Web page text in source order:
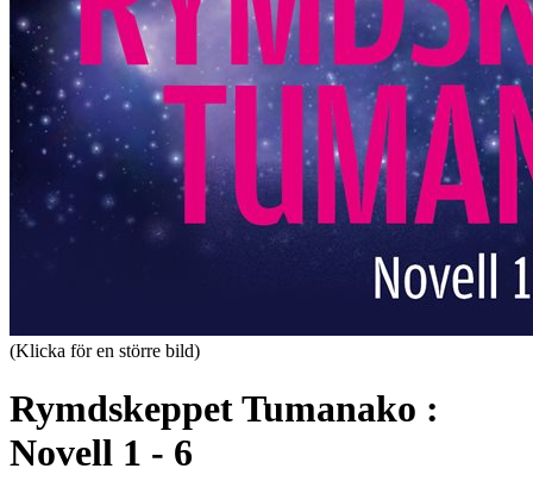
(Klicka för en större bild)
Rymdskeppet Tumanako :
Novell 1 - 6